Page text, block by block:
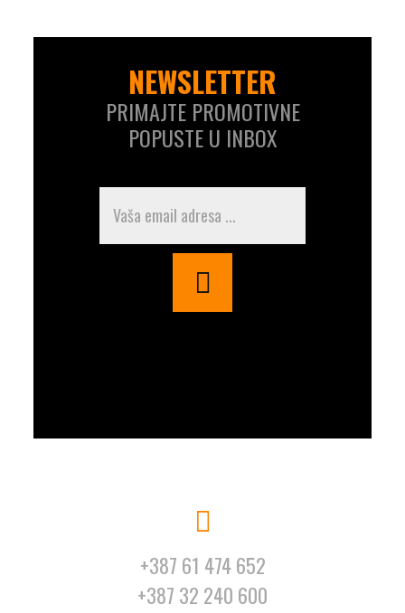
NEWSLETTER
PRIMAJTE PROMOTIVNE
POPUSTE U INBOX
+387 61 474 652
+387 32 240 600